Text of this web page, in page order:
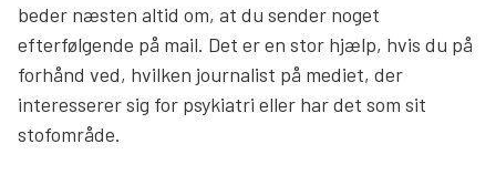
beder næsten altid om, at du sender noget
efterfølgende på mail. Det er en stor hjælp, hvis du på
forhånd ved, hvilken journalist på mediet, der
interesserer sig for psykiatri eller har det som sit
stofområde.